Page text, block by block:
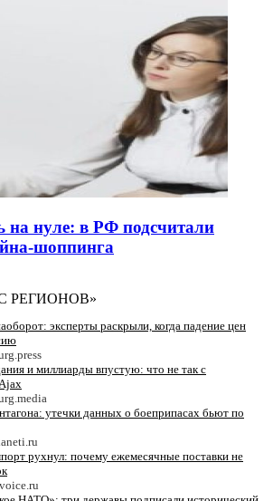
на нуле: в РФ подсчитали
шоппинга
РЕГИОНОВ»
эксперты раскрыли, когда падение цен
и миллиарды впустую: что не так с
утечки данных о боеприпасах бьют по
рухнул: почему ежемесячные поставки не